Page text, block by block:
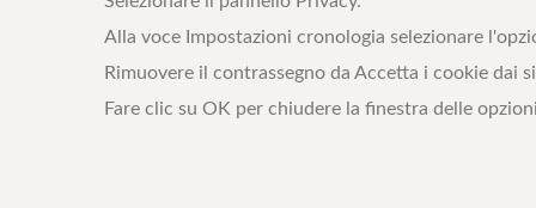
Alla voce Impostazioni cronologia selezionare
Rimuovere il contrassegno da Accetta i cookie dai
Fare clic su OK per chiudere la finestra delle